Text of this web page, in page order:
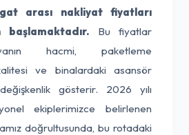
arası nakliyat fiyatları
Bu fiyatlar
hacmi, paketleme
ve binalardaki asansör
gösterir. 2026 yılı
ekiplerimizce belirlenen
doğrultusunda, bu rotadaki